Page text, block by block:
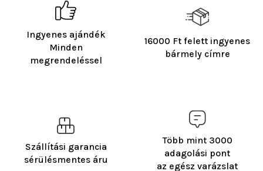
Ingyenes ajándék
Minden
megrendeléssel
16000 Ft felett ingyenes
bármely címre
Szállítási garancia
sérülésmentes áru
Több mint 3000
adagolási pont
az egész varázslat